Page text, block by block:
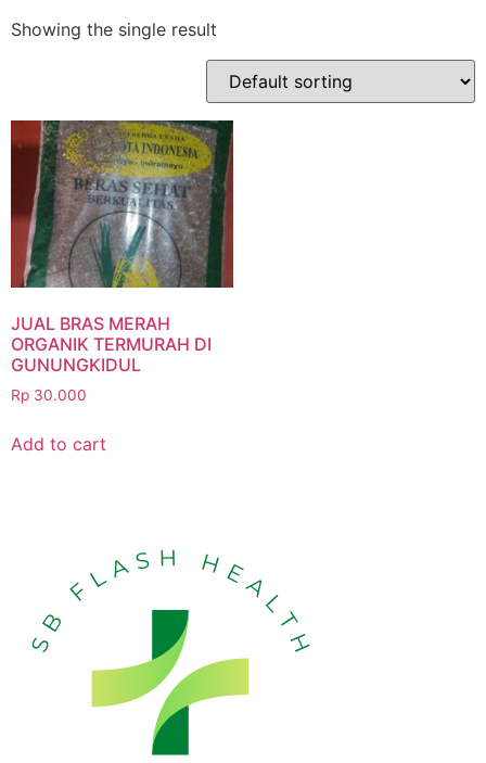
Showing the single result
JUAL BRAS MERAH
ORGANIK TERMURAH DI
GUNUNGKIDUL
Rp 30.000
Add to cart